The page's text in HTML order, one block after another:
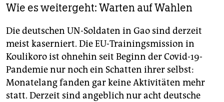
Wie es weitergeht: Warten auf Wahlen
Die deutschen UN-Soldaten in Gao sind derzeit
meist kaserniert. Die EU-Trainingsmission in
Koulikoro ist ohnehin seit Beginn der Covid-19-
Pandemie nur noch ein Schatten ihrer selbst:
Monatelang fanden gar keine Aktivitäten mehr
statt. Derzeit sind angeblich nur acht deutsche